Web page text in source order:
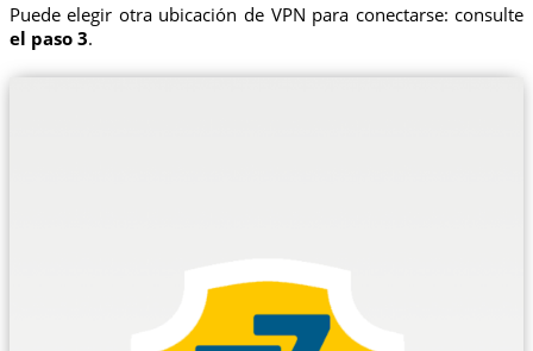
Puede elegir otra ubicación de VPN para conectarse: consulte
el paso 3.